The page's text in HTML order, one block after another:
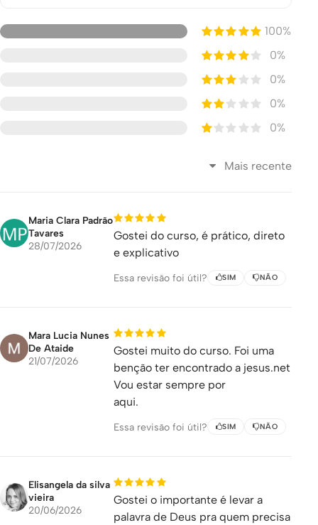
100%
0%
0%
0%
0%
Mais recente
Maria Clara Padrão
Tavares
28/07/2026
Gostei do curso, é prático, direto
e explicativo
Essa revisão foi útil? SIM NÃO
Mara Lucia Nunes
De Ataide
21/07/2026
Gostei muito do curso. Foi uma
benção ter encontrado a jesus.net
Vou estar sempre por
aqui.
Essa revisão foi útil? SIM NÃO
Elisangela da silva
vieira
20/06/2026
Gostei o importante é levar a
palavra de Deus pra quem precisa